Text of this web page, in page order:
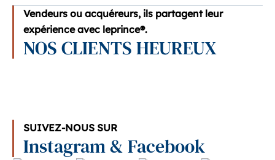
Vendeurs ou acquéreurs, ils partagent leur
expérience avec leprince®.
NOS CLIENTS HEUREUX
SUIVEZ-NOUS SUR
Instagram & Facebook